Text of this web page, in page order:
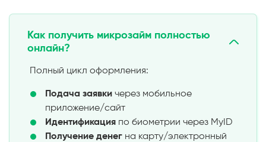
Как получить микрозайм полностью
онлайн?
Полный цикл оформления:
Подача заявки через мобильное
приложение/сайт
Идентификация по биометрии через MyID
Получение денег на карту/электронный